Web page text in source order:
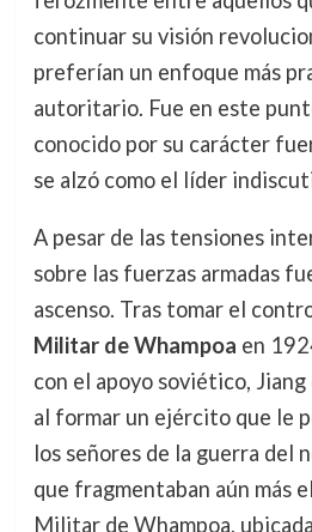
continuar su visión
preferían un enfoque más
autoritario. Fue en este
conocido por su carácter
se alzó como el líder
A pesar de las tensiones
sobre las fuerzas armadas
ascenso. Tras tomar el
Militar de Whampoa en
con el apoyo soviético,
al formar un ejército que le
los señores de la guerra del
que fragmentaban aún más
Militar de Whampoa,